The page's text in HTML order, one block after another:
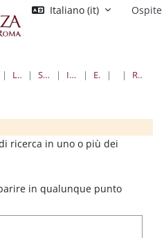
Italiano ‎(it)‎ Ospite
BIOLOGIA LAUREE TRIENNALI SCIENZE BIOLOGICHE II ANNO I SEMESTRE ECOLOGIA (LF-Z) FORUM
RICERCA AVANZATA
ricerca in uno o più dei
in qualunque punto